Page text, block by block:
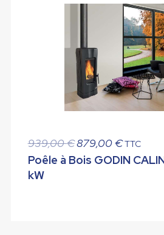
939,00€Le
prix
879,00€Le
prix
TTC
Poêle à Bois GODIN
kW